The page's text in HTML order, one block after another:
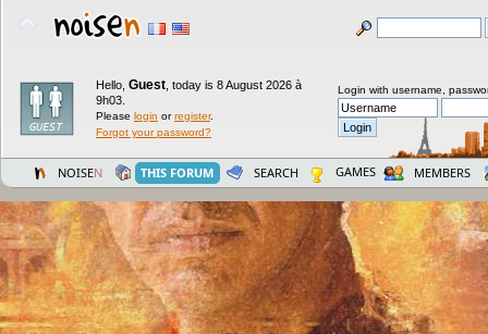
Hello, Guest today is 8 August 2026 à
9h03.
Please login orregister.
Forgot your password?
Login with username,
NOISEN THIS FORUM SEARCH GAMES MEMBERS